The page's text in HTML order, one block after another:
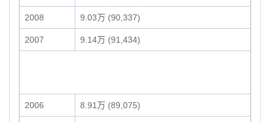
2008 9.03万 (90,337)
2007 9.14万 (91,434)
2006 8.91万 (89,075)